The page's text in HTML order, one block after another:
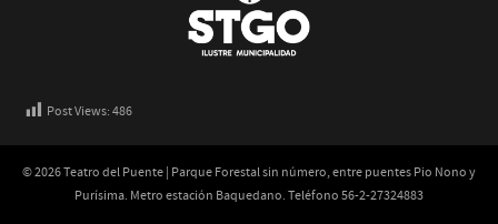
Post Views:486
© 2026 Teatro del Puente | Parque Forestal sin número, entre puentes Pio Nono y
Purísima. Metro estación Baquedano. Teléfono 56-2-27324883